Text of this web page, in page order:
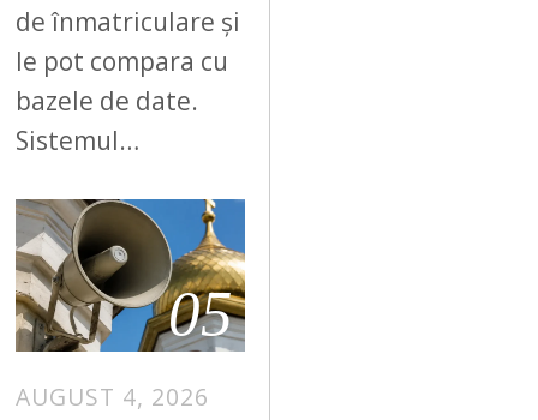
de înmatriculare și
le pot compara cu
bazele de date.
Sistemul…
05
AUGUST 4, 2026